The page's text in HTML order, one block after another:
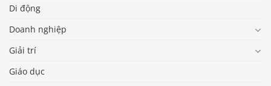
Di động
Doanh nghiệp
Giải trí
Giáo dục